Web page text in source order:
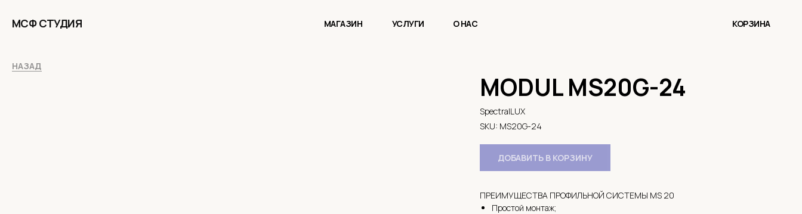
МАГАЗИН УСЛУГИ
МСФ СТУДИЯ О НАС КОРЗИНА
НАЗАД
MODUL MS20G-24
SpectralLUX
SKU: MS20G-24
ДОБАВИТЬ В КОРЗИНУ
ПРЕИМУЩЕСТВА ПРОФИЛЬНОЙ СИСТЕМЫ MS 20
Простой монтаж;